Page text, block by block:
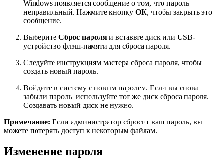
Windows появляется сообщение о том, что пароль
неправильный. Нажмите кнопку ОК, чтобы закрыть это
сообщение.
Выберите Сброс пароля и вставьте диск или USB-
устройство флэш-памяти для сброса пароля.
Следуйте инструкциям мастера сброса пароля, чтобы
создать новый пароль.
Войдите в систему с новым паролем. Если вы снова
забыли пароль, используйте тот же диск сброса пароля.
Создавать новый диск не нужно.
Примечание: Если администратор сбросит ваш пароль, вы
можете потерять доступ к некоторым файлам.
Изменение пароля